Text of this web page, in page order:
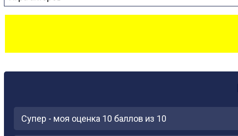
Супер - моя оценка 10 баллов из 10